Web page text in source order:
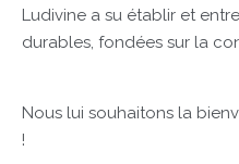
Ludivine a su établir et
durables, fondées sur la
Nous lui souhaitons la
!